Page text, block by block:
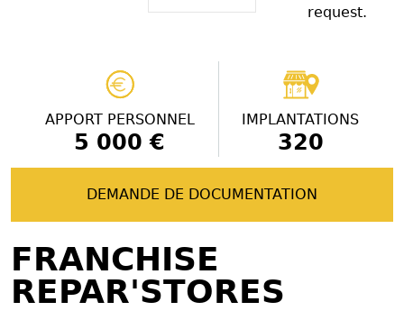
request.
APPORT PERSONNEL
5 000 €
IMPLANTATIONS
320
DEMANDE DE DOCUMENTATION
FRANCHISE
REPAR'STORES